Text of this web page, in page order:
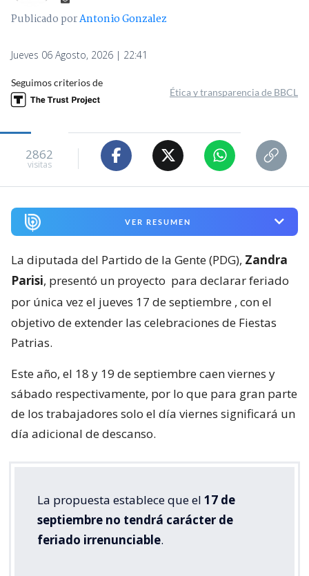
Publicado porAntonio Gonzalez
Jueves 06 Agosto, 2026 | 22:41
Seguimos criterios de
Ética y transparencia de BBCL
2862
visitas
VER RESUMEN
La diputada del Partido de la Gente (PDG), Zandra
Parisi, presentó un proyecto para declarar feriado
por única vez el jueves 17 de septiembre , con el
objetivo de extender las celebraciones de Fiestas
Patrias.
Este año, el 18 y 19 de septiembre caen viernes y
sábado respectivamente, por lo que para gran parte
de los trabajadores solo el día viernes significará un
día adicional de descanso.
La propuesta establece que el 17 de
septiembre no tendrá carácter de
feriado irrenunciable.